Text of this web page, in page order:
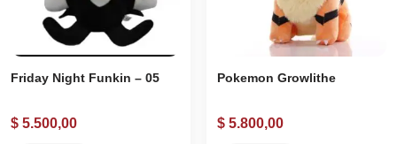
Friday Night Funkin – 05
$ 5.500,00
Pokemon Growlithe
$5.800,00